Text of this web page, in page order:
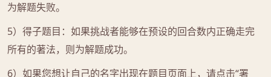
为解题失败。
5）得子题目：如果挑战者能够在预设的回合数内正确走完
所有的著法，则为解题成功。
6）如果您想让自己的名字出现在题目页面上，请点击“署